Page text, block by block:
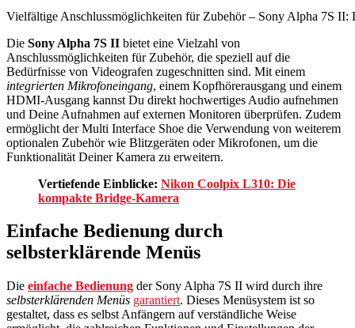
Vielfältige Anschlussmöglichkeiten für Zubehör – Sony Alpha 7S II:
Die Sony Alpha 7S II bietet eine Vielzahl von
Anschlussmöglichkeiten für Zubehör, die speziell auf die
Bedürfnisse von Videografen zugeschnitten sind. Mit einem
integrierten Mikrofoneingang, einem Kopfhörerausgang und einem
HDMI-Ausgang kannst Du direkt hochwertiges Audio aufnehmen
und Deine Aufnahmen auf externen Monitoren überprüfen. Zudem
ermöglicht der Multi Interface Shoe die Verwendung von weiterem
optionalen Zubehör wie Blitzgeräten oder Mikrofonen, um die
Funktionalität Deiner Kamera zu erweitern.
Vertiefende Einblicke: Nikon Coolpix L310: Die
kompakte Bridge-Kamera
Einfache Bedienung durch
selbsterklärende Menüs
Die einfache Bedienung der Sony Alpha 7S II wird durch ihre
selbsterklärenden Menüs garantiert. Dieses Menüsystem ist so
gestaltet, dass es selbst Anfängern auf verständliche Weise